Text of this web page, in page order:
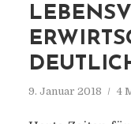
9. Januar 2018 4